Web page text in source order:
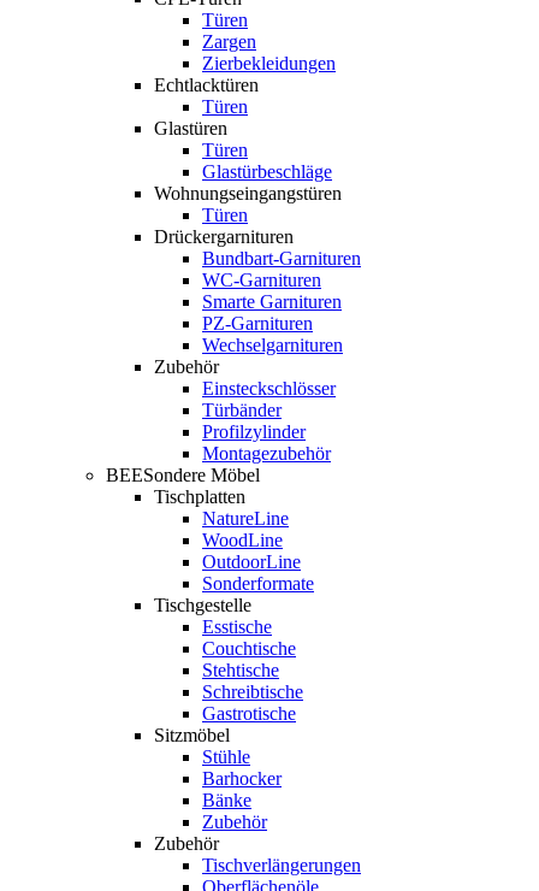
Türen
Zargen
Zierbekleidungen
Echtlacktüren
Türen
Glastüren
Türen
Glastürbeschläge
Wohnungseingangstüren
Türen
Drückergarnituren
Bundbart-Garnituren
WC-Garnituren
Smarte Garnituren
PZ-Garnituren
Wechselgarnituren
Zubehör
Einsteckschlösser
Türbänder
Profilzylinder
Montagezubehör
BEESondere Möbel
Tischplatten
NatureLine
WoodLine
OutdoorLine
Sonderformate
Tischgestelle
Esstische
Couchtische
Stehtische
Schreibtische
Gastrotische
Sitzmöbel
Stühle
Barhocker
Bänke
Zubehör
Zubehör
Tischverlängerungen
Oberflächenöle